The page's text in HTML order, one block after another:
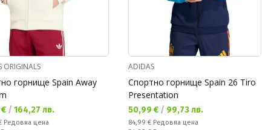
ORIGINALS
горнище Spain Away
цена:
/ 164,27 лв.
цена:
Редовна цена
ADIDAS
Спортно горнище Spain 26 Tiro
Presentation
Текуща цена:
50,99 € / 99,73 лв.
Редовна цена:
84,99 € Редовна цена